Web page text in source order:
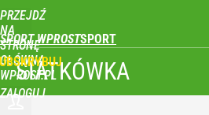
PRZEJDŹ
NA
STRONĘ
GŁÓWNĄ
WPROST.PL
SPORT WPROST
ZALOGUJ
SIATKÓWKA